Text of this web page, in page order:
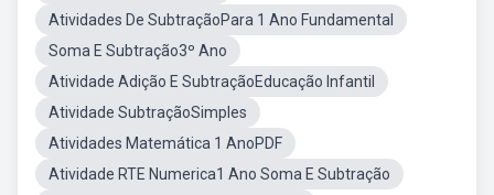
Atividades De SubtraçãoPara 1 Ano Fundamental
Soma E Subtração3º Ano
Atividade Adição E SubtraçãoEducação Infantil
Atividade SubtraçãoSimples
Atividades Matemática 1 AnoPDF
Atividade RTE Numerica1 Ano Soma E Subtração